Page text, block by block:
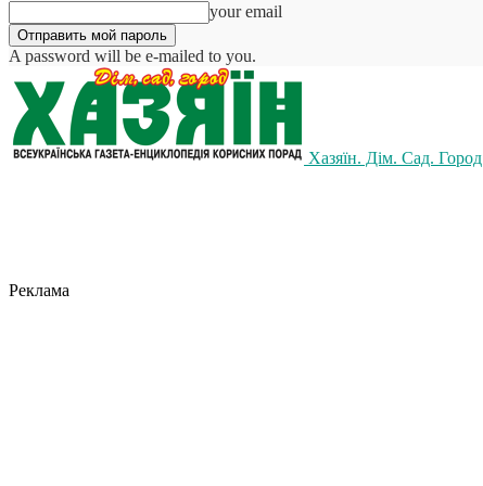
your email
A password will be e-mailed to you.
Хазяїн. Дім. Сад. Город
Реклама